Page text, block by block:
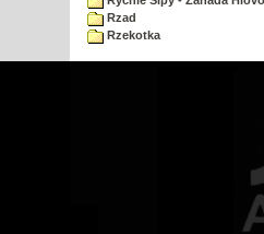
Rzad
Rzekotka